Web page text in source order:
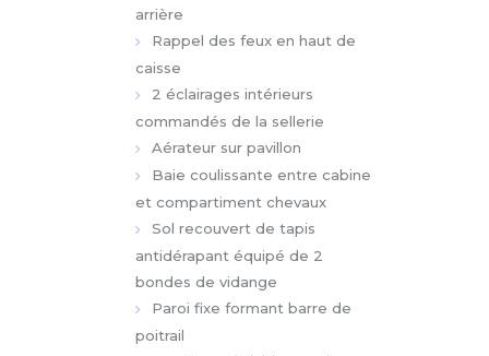
Rappel des feux en haut de
caisse
2 éclairages intérieurs
commandés de la sellerie
Aérateur sur pavillon
Baie coulissante entre cabine
Sol recouvert de tapis
antidérapant équipé de 2
bondes de vidange
Paroi fixe formant barre de
Bat-flanc réglable tous les